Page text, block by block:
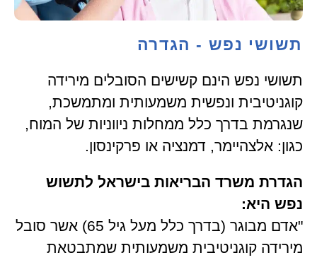
תשושי נפש - הגדרה
תשושי נפש הינם קשישים הסובלים מירידה
קוגניטיבית ונפשית משמעותית ומתמשכת,
שנגרמת בדרך כלל ממחלות ניווניות של המוח,
כגון: אלצהיימר, דמנציה או פרקינסון.
הגדרת משרד הבריאות בישראל לתשוש
נפש היא:
"אדם מבוגר (בדרך כלל מעל גיל 65) אשר סובל
מירידה קוגניטיבית משמעותית שמתבטאת